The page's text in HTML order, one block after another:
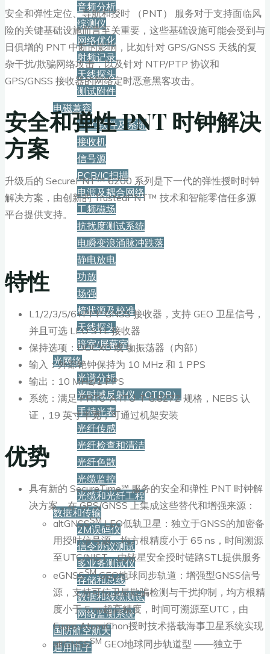
音频分析
综测仪
网络优化
射频记录
天线探头
测试附件
电磁兼容
EMC软件及系统
接收机
信号源
PCB/IC扫描
电源及耦合网络
工频磁场
抗扰度测试系统
电瞬变浪涌脉冲跌落
静电放电
功放
场强
梳状源及校准
天线探头
暗室/屏蔽室
光网络
光谱分析
光时域反射仪（OTDR）
手持光表
光纤传感
光纤检查和清洁
光纤色散
光缆监控
光缆和光纤工程
数据和传输
2M误码仪
信令协议测试
多业务测试仪
存储和总线
数据和线缆测试
网络监测系统
国防航空航天
通用电子
安全和弹性定位、导航和授时 （PNT） 服务对于支持面临风
险的关键基础设施而言至关重要，这些基础设施可能会受到与
日俱增的 PNT 中断的影响，比如针对 GPS/GNSS 天线的复
杂干扰/欺骗网络攻击，以及针对 NTP/PTP 协议和
GPS/GNSS 接收器的网络定时恶意黑客攻击。
安全和弹性 PNT 时钟解决
方案
升级后的 SecurePNT™ 6200 系列是下一代的弹性授时时钟
解决方案，由创新的 TrustedPNT™ 技术和智能零信任多源
平台提供支持。
特性
L1/2/3/5/6+PPP GNSS 接收器，支持 GEO 卫星信号，
并且可选 LEO STL 接收器
保持选项：DOCXO 或 铷振荡器（内部）
输入：外部铯钟保持为 10 MHz 和 1 PPS
输出：10 MHz/1 PPS
系统：满足 PRTC-A ITU-T G.8272 规格，NEBS 认
证，19 英寸半宽，可通过机架安装
优势
具有新的 SecureTime℠ 服务的安全和弹性 PNT 时钟解
决方案，在 GPS/GNSS 上集成这些替代和增强来源：
altGNSSSMLEO低轨卫星：独立于GNSS的加密备
用授时信号源，均方根精度小于 65 ns，时间溯源
至UTC/NIST，由铱星安全授时链路STL提供服务
eGNSSSMGEO地球同步轨道：增强型GNSS信号
源，支持可信卫星欺骗检测与干扰抑制，均方根精
度小于 5 ns超高精度，时间可溯源至UTC，由
Fugro AtomiChon授时技术搭载海事卫星系统实现
altGNSSSM GEO地球同步轨道型 ——独立于